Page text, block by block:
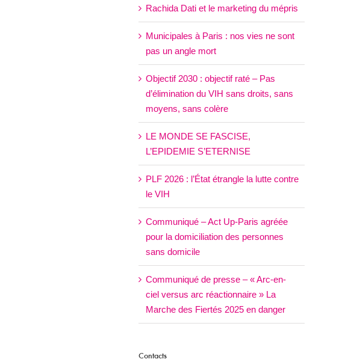
Rachida Dati et le marketing du mépris
Municipales à Paris : nos vies ne sont
pas un angle mort
Objectif 2030 : objectif raté – Pas
d’élimination du VIH sans droits, sans
moyens, sans colère
LE MONDE SE FASCISE,
L’EPIDEMIE S’ETERNISE
PLF 2026 : l’État étrangle la lutte contre
le VIH
Communiqué – Act Up-Paris agréée
pour la domiciliation des personnes
sans domicile
Communiqué de presse – « Arc-en-
ciel versus arc réactionnaire » La
Marche des Fiertés 2025 en danger
Contacts